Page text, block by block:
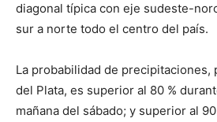
diagonal típica con eje sudeste-
sur a norte todo el centro del país.
La probabilidad de precipitaciones,
del Plata, es superior al 80 %
mañana del sábado; y superior al